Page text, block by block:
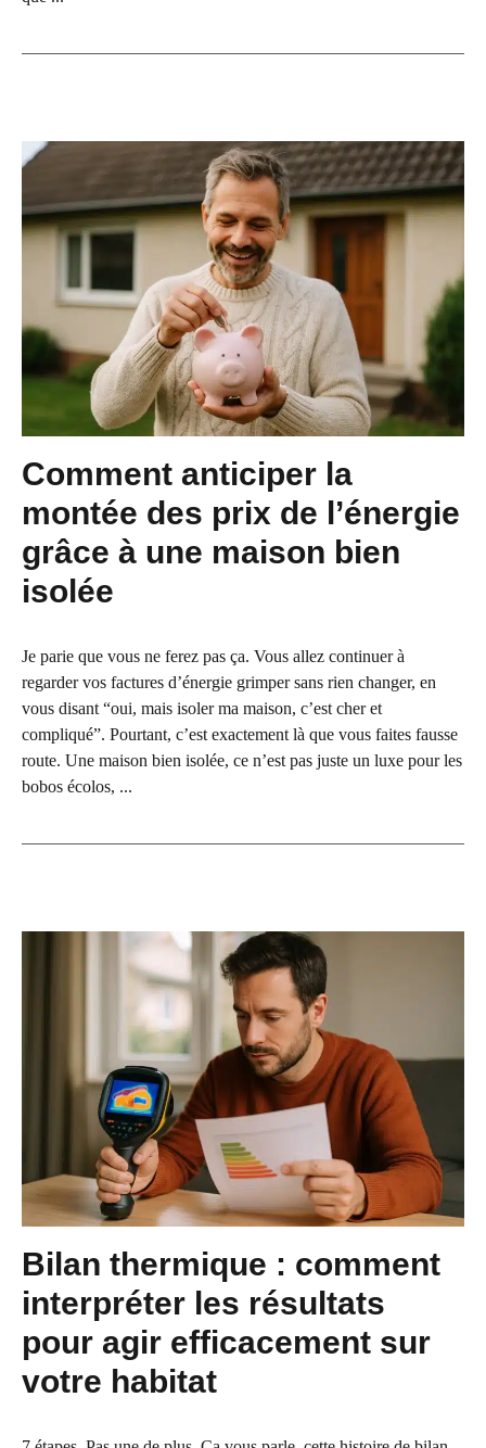
Comment anticiper la
montée des prix de l’énergie
grâce à une maison bien
isolée
Je parie que vous ne ferez pas ça. Vous allez continuer à
regarder vos factures d’énergie grimper sans rien changer, en
vous disant “oui, mais isoler ma maison, c’est cher et
compliqué”. Pourtant, c’est exactement là que vous faites fausse
route. Une maison bien isolée, ce n’est pas juste un luxe pour les
bobos écolos, ...
Bilan thermique : comment
interpréter les résultats
pour agir efficacement sur
votre habitat